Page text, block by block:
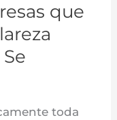
que
toda